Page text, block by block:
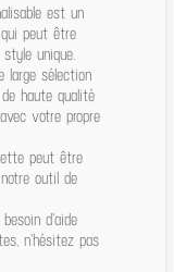
est un
peut être
unique.
large sélection
haute qualité
votre propre
peut être
outil de
d'aide
n'hésitez pas